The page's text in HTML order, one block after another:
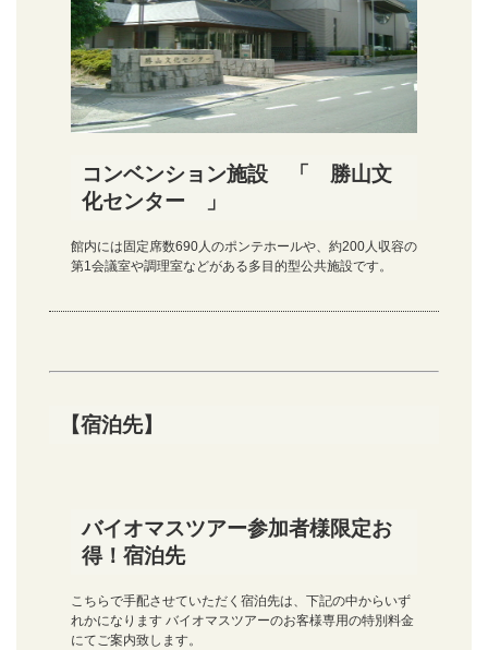
コンベンション施設 「 勝山文
化センター 」
館内には固定席数690人のポンテホールや、約200人収容の
第1会議室や調理室などがある多目的型公共施設です。
【宿泊先】
バイオマスツアー参加者様限定お
得！宿泊先
こちらで手配させていただく宿泊先は、下記の中からいず
れかになります バイオマスツアーのお客様専用の特別料金
にてご案内致します。